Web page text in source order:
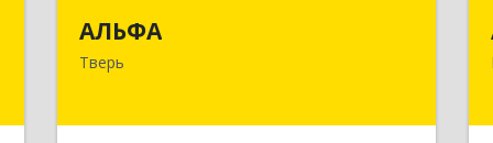
АЛЬФА
Тверь
Чайковского пр-кт, дом № 19а, оф.400
Подробнее